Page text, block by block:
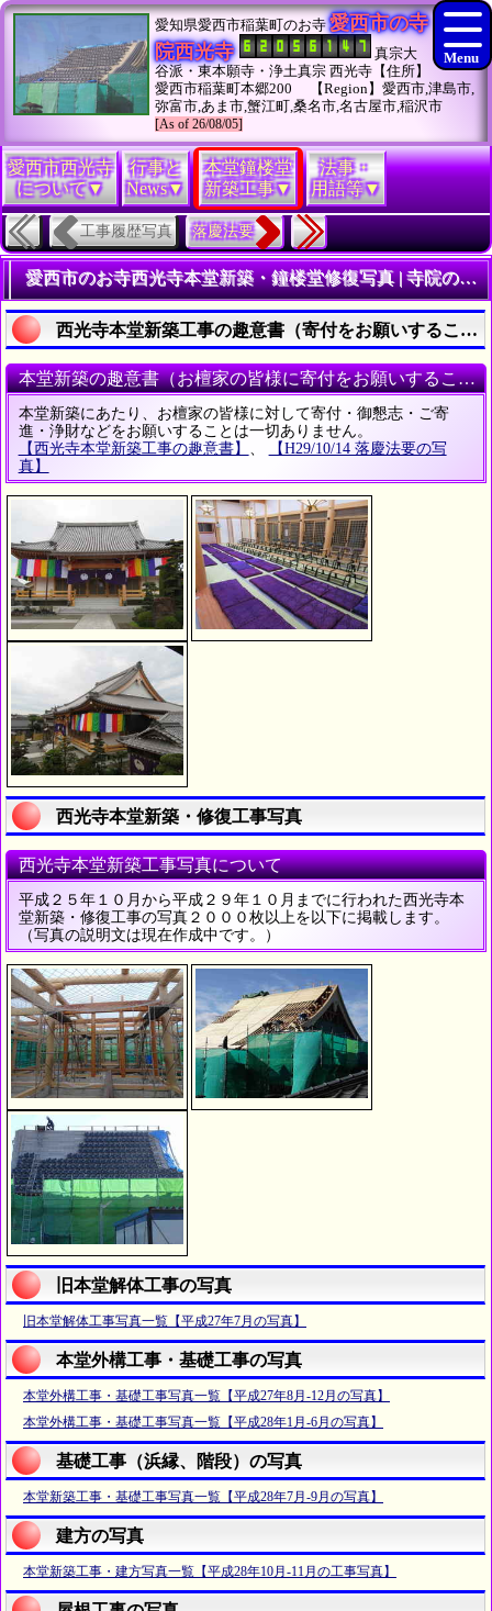
愛知県愛西市稲葉町のお寺 愛西市の寺
院西光寺
真宗大
谷派・東本願寺・浄土真宗 西光寺【住所】
愛西市稲葉町本郷200 【Region】愛西市,津島市,
弥富市,あま市,蟹江町,桑名市,名古屋市,稲沢市
[As of 26/08/05]
愛西市西光寺
について▼
行事と
News▼
本堂鐘楼堂
新築工事▼
法事・
用語等▼
工事履歴写真 落慶法要
愛西市のお寺西光寺本堂新築・鐘楼堂修復写真 | 寺院の新築・修復工事履歴
西光寺本堂新築工事の趣意書（寄付をお願いすることはありません）
本堂新築の趣意書（お檀家の皆様に寄付をお願いすることはありません）
本堂新築にあたり、お檀家の皆様に対して寄付・御懇志・ご寄
進・浄財などをお願いすることは一切ありません。
【西光寺本堂新築工事の趣意書】
【H29/10/14 落慶法要の写
真】
西光寺本堂新築・修復工事写真
西光寺本堂新築工事写真について
平成２５年１０月から平成２９年１０月までに行われた西光寺本
堂新築・修復工事の写真２０００枚以上を以下に掲載します。
（写真の説明文は現在作成中です。）
旧本堂解体工事の写真
旧本堂解体工事写真一覧【平成27年7月の写真】
本堂外構工事・基礎工事の写真
本堂外構工事・基礎工事写真一覧【平成27年8月-12月の写真】
本堂外構工事・基礎工事写真一覧【平成28年1月-6月の写真】
基礎工事（浜縁、階段）の写真
本堂新築工事・基礎工事写真一覧【平成28年7月-9月の写真】
建方の写真
本堂新築工事・建方写真一覧【平成28年10月-11月の工事写真】